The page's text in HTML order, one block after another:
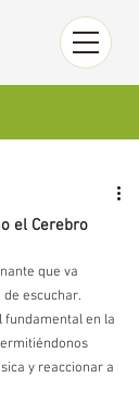
el Cerebro
que va
escuchar.
fundamental en la
y reaccionar a